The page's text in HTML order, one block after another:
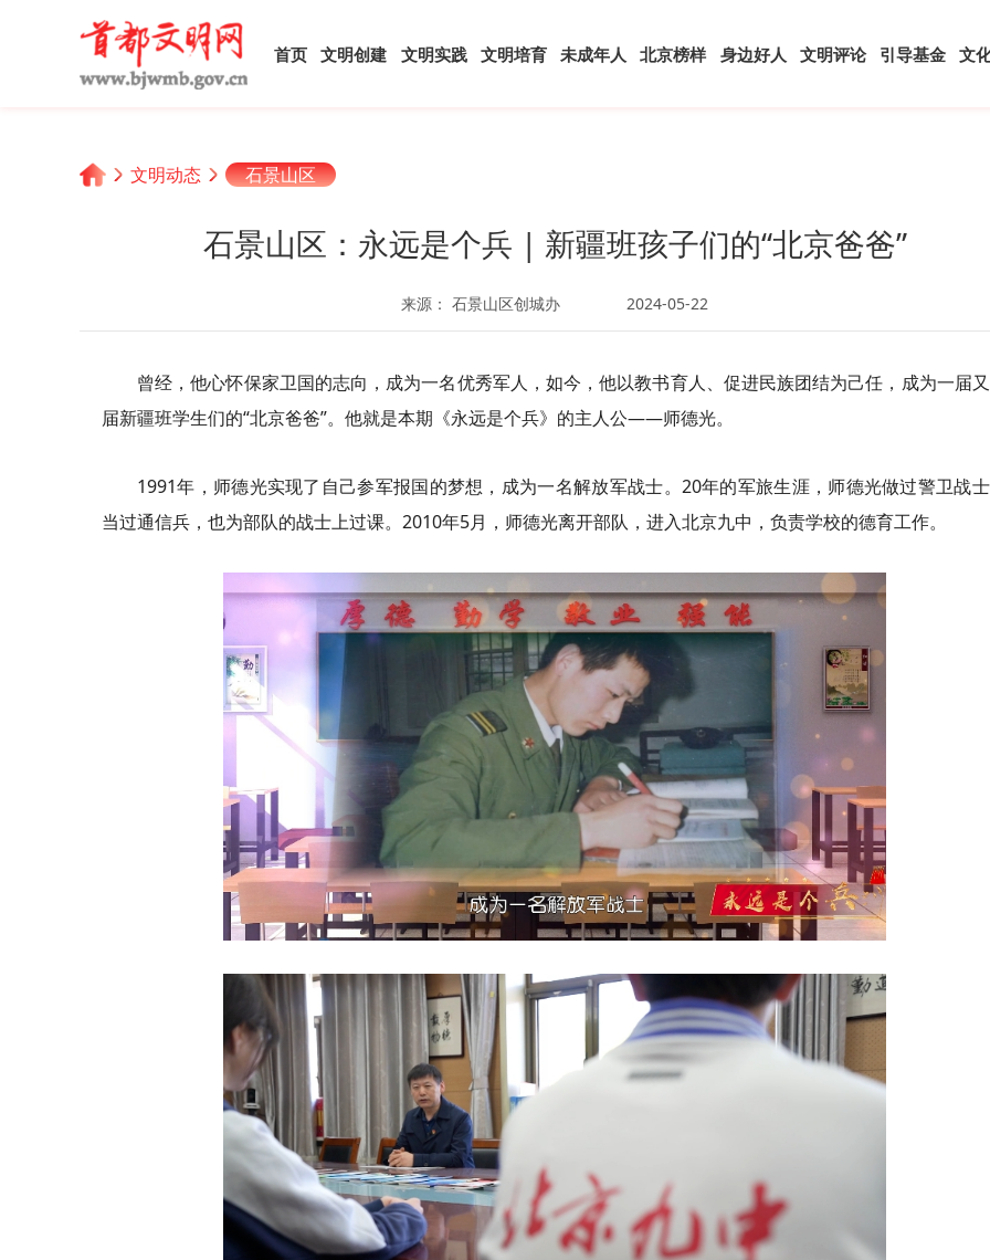
首页 文明创建 文明实践 文明培育 未成年人 北京榜样 身边好人 文明评论 引导基金 文
文明动态 石景山区
石景山区：永远是个兵 | 新疆班孩子们的“北京爸爸”
来源： 石景山区创城办 2024-05-22
曾经，他心怀保家卫国的志向，成为一名优秀军人，如今，他以教书育人、促进民族团结为己任，成为一届
届新疆班学生们的“北京爸爸”。他就是本期《永远是个兵》的主人公——师德光。
1991年，师德光实现了自己参军报国的梦想，成为一名解放军战士。20年的军旅生涯，师德光做过警卫战
当过通信兵，也为部队的战士上过课。2010年5月，师德光离开部队，进入北京九中，负责学校的德育工作。